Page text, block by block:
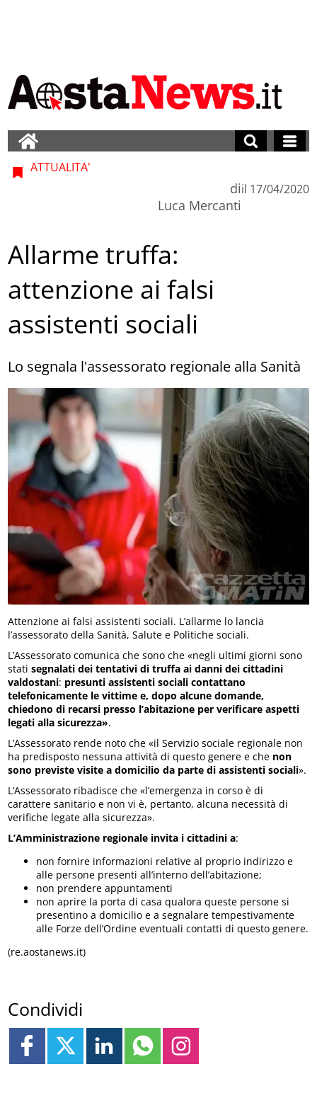
ATTUALITA'
di
Luca Mercanti
il 17/04/2020
Allarme truffa:
attenzione ai falsi
assistenti sociali
Lo segnala l'assessorato regionale alla Sanità
Attenzione ai falsi assistenti sociali. L’allarme lo lancia
l’assessorato della Sanità, Salute e Politiche sociali.
L’Assessorato comunica che sono che «negli ultimi giorni sono
statisegnalati dei tentativi di truffa ai danni dei cittadini
valdostani: presunti assistenti sociali contattano
telefonicamente le vittime e, dopo alcune domande,
chiedono di recarsi presso l’abitazione per verificare aspetti
legati alla sicurezza».
L’Assessorato rende noto che «il Servizio sociale regionale non
ha predisposto nessuna attività di questo genere e che non
sono previste visite a domicilio da parte di assistenti sociali».
L’Assessorato ribadisce che «l’emergenza in corso è di
carattere sanitario e non vi è, pertanto, alcuna necessità di
verifiche legate alla sicurezza».
L’Amministrazione regionale invita i cittadini a:
non fornire informazioni relative al proprio indirizzo e
alle persone presenti all’interno dell’abitazione;
non prendere appuntamenti
non aprire la porta di casa qualora queste persone si
presentino a domicilio e a segnalare tempestivamente
alle Forze dell’Ordine eventuali contatti di questo genere.
(re.aostanews.it)
Condividi